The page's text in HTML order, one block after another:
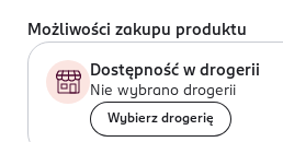
Możliwości zakupu produktu
Dostępność w drogerii
Nie wybrano drogerii
Wybierz drogerię